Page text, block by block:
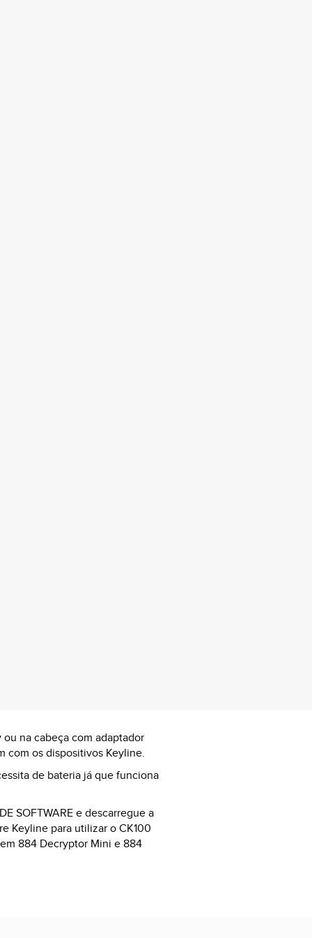
na cabeça com adaptador
com os dispositivos Keyline.
de bateria já que funciona
SOFTWARE e descarregue a
Keyline para utilizar o CK100
884 Decryptor Mini e 884